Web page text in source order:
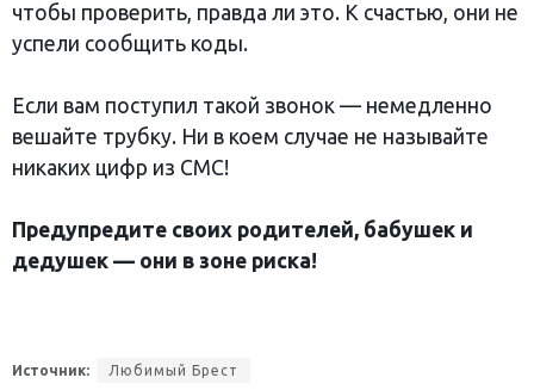
чтобы проверить, правда ли это. К счастью, они не
успели сообщить коды.
Если вам поступил такой звонок — немедленно
вешайте трубку. Ни в коем случае не называйте
никаких цифр из СМС!
Предупредите своих родителей, бабушек и
дедушек — они в зоне риска!
Источник: Любимый Брест